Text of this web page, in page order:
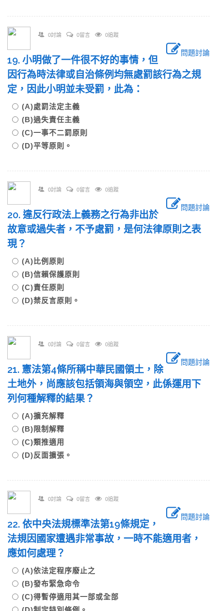
0討論 0留言 0追蹤
問題討論
19. 小明做了一件很不好的事情，但
因行為時法律或自治條例均無處罰該行為之規
定，因此小明並未受罰，此為：
(A)處罰法定主義
(B)過失責任主義
(C)一事不二罰原則
(D)平等原則。
0討論 0留言 0追蹤
問題討論
20. 違反行政法上義務之行為非出於
故意或過失者，不予處罰，是何法律原則之表
現？
(A)比例原則
(B)信賴保護原則
(C)責任原則
(D)禁反言原則。
0討論 0留言 0追蹤
問題討論
21. 憲法第4條所稱中華民國領土，除
土地外，尚應該包括領海與領空，此係運用下
列何種解釋的結果？
(A)擴充解釋
(B)限制解釋
(C)類推適用
(D)反面擴張。
0討論 0留言 0追蹤
問題討論
22. 依中央法規標準法第19條規定，
法規因國家遭遇非常事故，一時不能適用者，
應如何處理？
(A)依法定程序廢止之
(B)發布緊急命令
(C)得暫停適用其一部或全部